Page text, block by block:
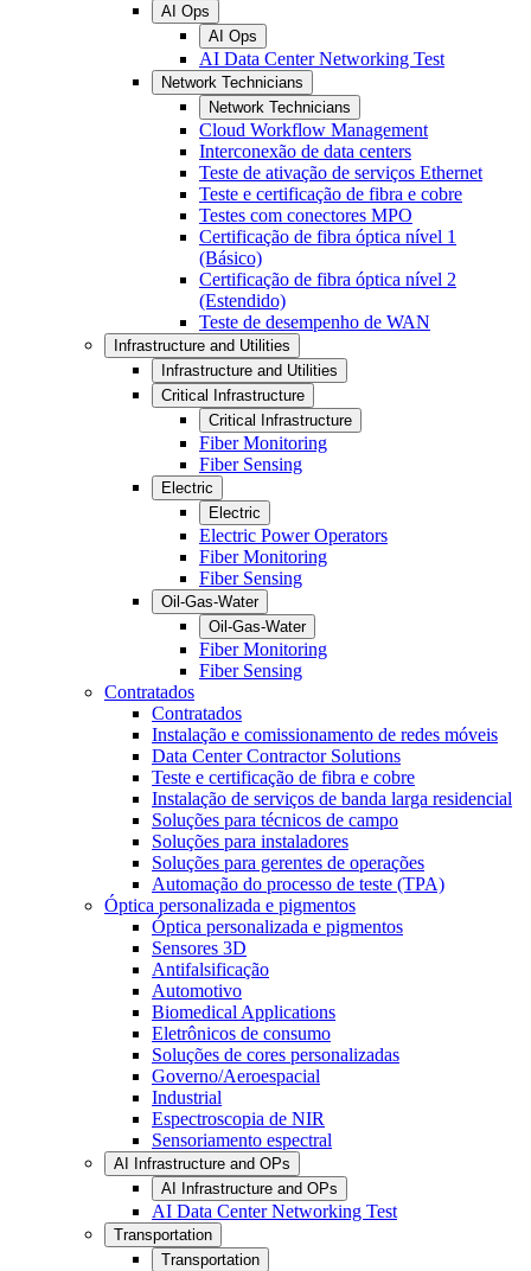
AI Ops
AI Ops
AI Data Center Networking Test
Network Technicians
Network Technicians
Cloud Workflow Management
Interconexão de data centers
Teste de ativação de serviços Ethernet
Teste e certificação de fibra e cobre
Testes com conectores MPO
Certificação de fibra óptica nível 1
(Básico)
Certificação de fibra óptica nível 2
(Estendido)
Teste de desempenho de WAN
Infrastructure and Utilities
Infrastructure and Utilities
Critical Infrastructure
Critical Infrastructure
Fiber Monitoring
Fiber Sensing
Electric
Electric
Electric Power Operators
Fiber Monitoring
Fiber Sensing
Oil-Gas-Water
Oil-Gas-Water
Fiber Monitoring
Fiber Sensing
Contratados
Contratados
Instalação e comissionamento de redes móveis
Data Center Contractor Solutions
Teste e certificação de fibra e cobre
Instalação de serviços de banda larga residencial
Soluções para técnicos de campo
Soluções para instaladores
Soluções para gerentes de operações
Automação do processo de teste (TPA)
Óptica personalizada e pigmentos
Óptica personalizada e pigmentos
Sensores 3D
Antifalsificação
Automotivo
Biomedical Applications
Eletrônicos de consumo
Soluções de cores personalizadas
Governo/Aeroespacial
Industrial
Espectroscopia de NIR
Sensoriamento espectral
AI Infrastructure and OPs
AI Infrastructure and OPs
AI Data Center Networking Test
Transportation
Transportation